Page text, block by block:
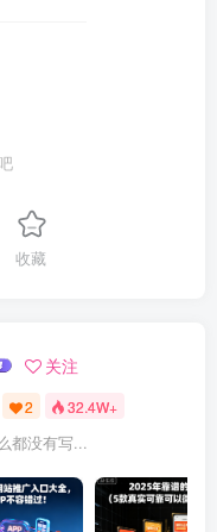
收藏
关注
2 32.4W+
都没有写...